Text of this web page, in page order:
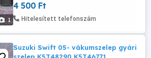
1
4 500 Ft
Hitelesített telefonszám
Suzuki Swift 05- vákumszelep gyári